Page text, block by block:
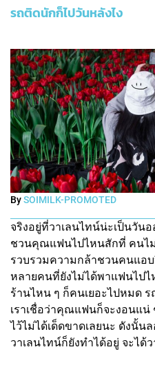
รถติดนักก็ไปวันหลังไง
BySOIMILK-PROMOTED
จริงอยู่ที่วาเลนไทน์น่ะเป็นวัน
ชวนคุณแฟนไปไหนสักที่ คนไ
รวบรวมความกล้าชวนคนแอบ
หลายคนที่ยังไม่ได้พาแฟนไปไ
ร้านไหน ๆ ก็คนเยอะไปหมด
เราเชื่อว่าคุณแฟนก็จะงอนแ
ไว้ไม่ได้เด็ดขาดเลยนะ ดังนั้น
วาเลนไทน์ก็ยังทำได้อยู่ จะได้